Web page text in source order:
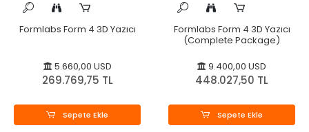
Formlabs Form 4 3D Yazıcı
5.660,00 USD
269.769,75 TL
Sepete Ekle
Formlabs Form 4 3D Yazıcı
(Complete Package)
9.400,00 USD
448.027,50 TL
Sepete Ekle